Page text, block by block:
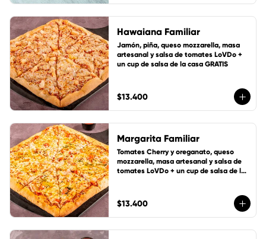
Hawaiana Familiar
Jamón, piña, queso mozzarella, masa
artesanal y salsa de tomates LoVDo +
un cup de salsa de la casa GRATIS
$13.400
Margarita Familiar
Tomates Cherry y oreganato, queso
mozzarella, masa artesanal y salsa de
tomates LoVDo + un cup de salsa de la
$13.400